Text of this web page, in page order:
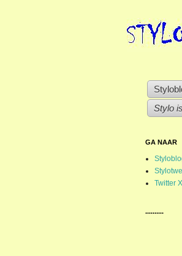
Stylo
GA NAAR
Twitter
..........